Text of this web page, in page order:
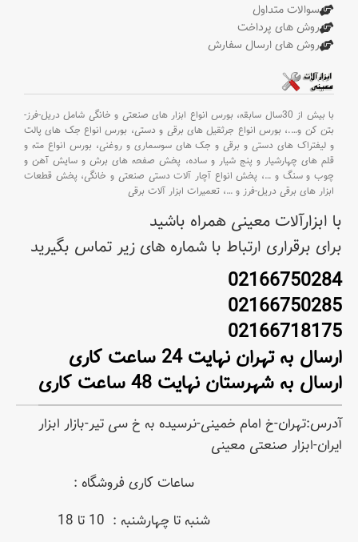
سوالات متداول
روش های پرداخت
روش های ارسال سفارش
با بیش از 30سال سابقه،
بورس انواع ابزار های صنعتی و خانگی شامل دریل-فرز-
بتن کن و….، بورس انواع جرثقیل های برقی و دستی، بورس انواع جک های پالت
و لیفتراک های دستی و برقی و جک های سوسماری و روغنی، بورس انواع مته و
قلم های چهارشیار و پنج شیار و ساده، پخش صفحه های برش و سایش آهن و
چوب و سنگ و …، پخش انواع آچار آلات دستی صنعتی و خانگی، پخش قطعات
ابزار های برقی دریل-فرز و …، تعمیرات ابزار آلات برقی
با ابزارآلات معینی همراه باشید
برای برقراری ارتباط با شماره های زیر تماس بگیرید
02166750284
02166750285
02166718175
ارسال به تهران نهایت 24 ساعت کاری
ارسال به شهرستان نهایت 48 ساعت کاری
آدرس:تهران-خ امام خمینی-نرسیده به خ سی تیر-بازار ابزار
ایران-ابزار صنعتی معینی
ساعات کاری فروشگاه :
شنبه تا چهارشنبه : 10 تا 18